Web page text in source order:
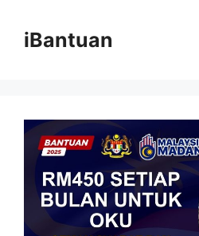
contentiBantuan